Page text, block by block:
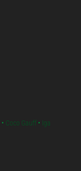
• Coco Gauff• Iga